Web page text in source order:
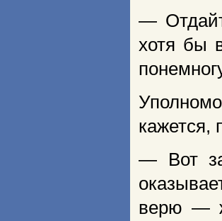
—
хотя бы
кажется,
— Вот
верю —